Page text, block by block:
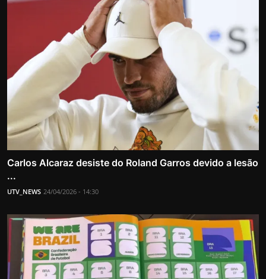
Carlos Alcaraz desiste do Roland Garros devido a lesão
...
UTV_NEWS 24/04/2026 - 14:30